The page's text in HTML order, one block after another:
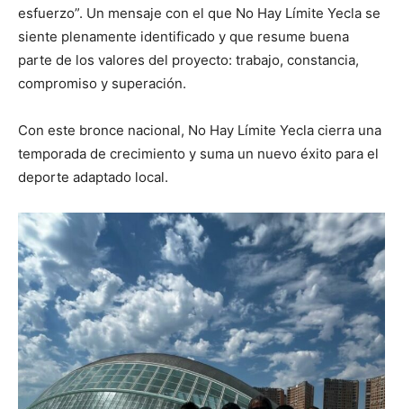
esfuerzo”. Un mensaje con el que No Hay Límite Yecla se
siente plenamente identificado y que resume buena
parte de los valores del proyecto: trabajo, constancia,
compromiso y superación.
Con este bronce nacional, No Hay Límite Yecla cierra una
temporada de crecimiento y suma un nuevo éxito para el
deporte adaptado local.